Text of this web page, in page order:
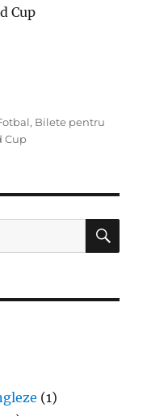
Cup
, Bilete pentru
Cup
(1)